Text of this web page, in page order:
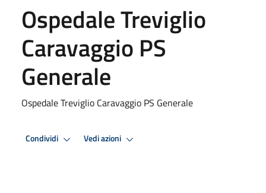
Ospedale Treviglio
Caravaggio PS
Generale
Ospedale Treviglio Caravaggio PS Generale
Condividi Vedi azioni